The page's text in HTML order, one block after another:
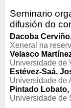
Seminario
difusión do
Dacoba
Xeneral na
Velasco
Universidade de
Estévez-Saá,
Universidade de
Pintado
Universidade de